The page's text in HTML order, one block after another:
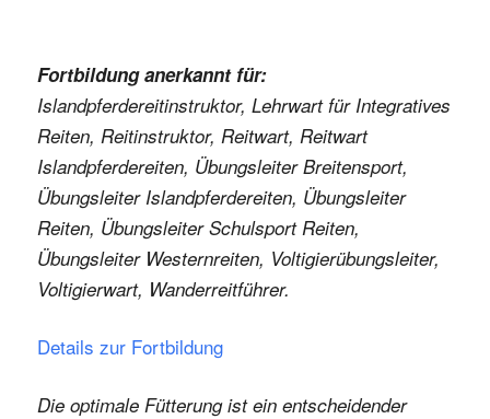
Fortbildung anerkannt für:
Islandpferdereitinstruktor, Lehrwart für Integratives
Reiten, Reitinstruktor, Reitwart, Reitwart
Islandpferdereiten, Übungsleiter Breitensport,
Übungsleiter Islandpferdereiten, Übungsleiter
Reiten, Übungsleiter Schulsport Reiten,
Übungsleiter Westernreiten, Voltigierübungsleiter,
Voltigierwart, Wanderreitführer.
Details zur Fortbildung
Die optimale Fütterung ist ein entscheidender